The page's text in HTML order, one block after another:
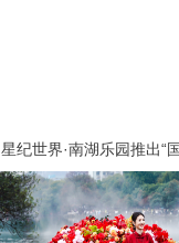
星纪世界·南湖乐园推出“